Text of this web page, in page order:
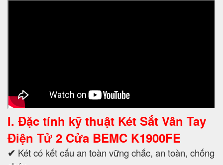
I. Đặc tính kỹ thuật Két Sắt Vân Tay
Điện Tử 2 Cửa BEMC K1900FE
✔ Két có kết cấu an toàn vững chắc, an toàn, chống